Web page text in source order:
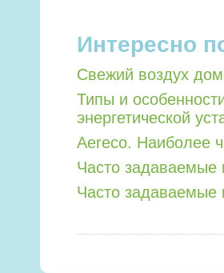
Интересно
Свежий воздух
Типы и
энергетической
Aereco. Наиболее
Часто задаваемые
Часто задаваемые